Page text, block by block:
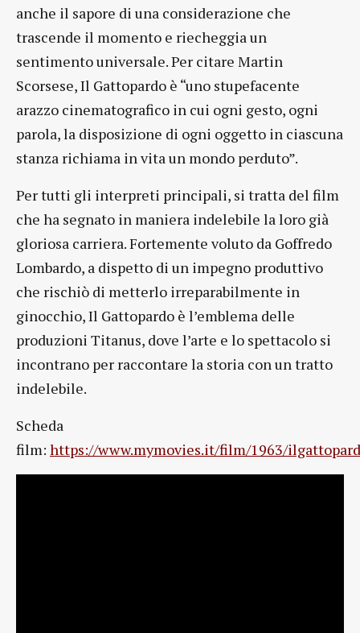
anche il sapore di una considerazione che
trascende il momento e riecheggia un
sentimento universale. Per citare Martin
Scorsese, Il Gattopardo è “uno stupefacente
arazzo cinematografico in cui ogni gesto, ogni
parola, la disposizione di ogni oggetto in ciascuna
stanza richiama in vita un mondo perduto”.
Per tutti gli interpreti principali, si tratta del film
che ha segnato in maniera indelebile la loro già
gloriosa carriera. Fortemente voluto da Goffredo
Lombardo, a dispetto di un impegno produttivo
che rischiò di metterlo irreparabilmente in
ginocchio, Il Gattopardo è l’emblema delle
produzioni Titanus, dove l’arte e lo spettacolo si
incontrano per raccontare la storia con un tratto
indelebile.
Scheda
film: https://www.mymovies.it/film/1963/